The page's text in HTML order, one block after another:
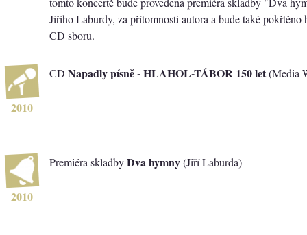
Jiřího Laburdy, za přítomnosti autora a bude také
CD sboru.
2010
CD Napadly písně - HLAHOL-TÁBOR 150 let(Media
2010
Premiéra skladbyDva hymny(Jiří Laburda)